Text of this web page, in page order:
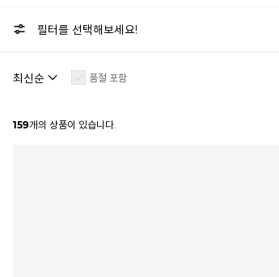
필터를 선택해보세요!
품절 포함
159개의 상품이 있습니다.